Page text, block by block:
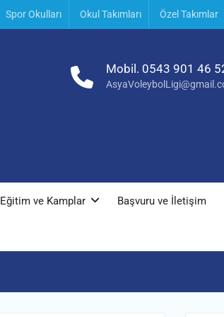
Spor Okulları Okul Takımları Özel Takımlar
Mobil. 0543 901 46
Eğitim ve Kamplar Başvuru ve İletişim